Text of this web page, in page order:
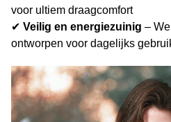
voor ultiem draagcomfort
✔ Veilig en energiezuinig –
ontworpen voor dagelijks